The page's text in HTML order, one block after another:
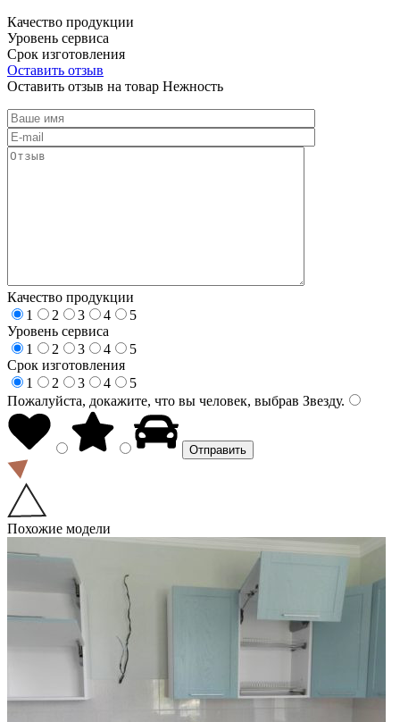
Качество продукции
Уровень сервиса
Срок изготовления
Оставить отзыв
Оставить отзыв на товар Нежность
Качество продукции
1
2 3 4
5
Уровень сервиса
1
2 3 4
5
Срок изготовления
1
2 3 4
5
Пожалуйста, докажите, что вы человек, выбрав Звезду.
Похожие модели